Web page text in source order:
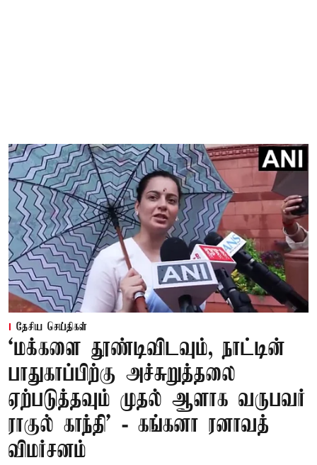
தேசிய செய்திகள்
‘மக்களை தூண்டிவிடவும், நாட்டின்
பாதுகாப்பிற்கு அச்சுறுத்தலை
ஏற்படுத்தவும் முதல் ஆளாக வருபவர்
ராகுல் காந்தி’ - கங்கனா ரனாவத்
விமர்சனம்